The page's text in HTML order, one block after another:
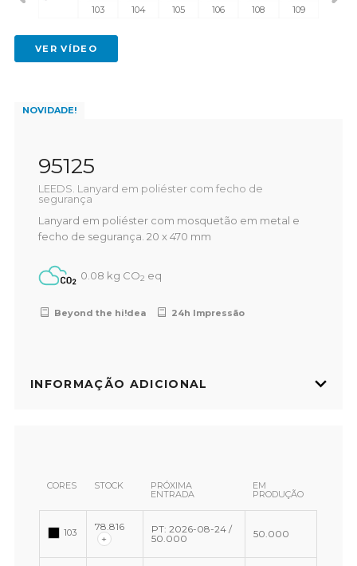
103 104 105 106 108 109
VER VÍDEO
NOVIDADE!
95125
LEEDS. Lanyard em poliéster com fecho de
segurança
Lanyard em poliéster com mosquetão em metal e
fecho de segurança. 20 x 470 mm
0.08 kg CO2 eq
Beyond the hi!dea 24h Impressão
INFORMAÇÃO ADICIONAL
CORES STOCK PRÓXIMA
ENTRADA
EM
PRODUÇÃO
103
78.816
+
PT: 2026-08-24 /
50.000
50.000